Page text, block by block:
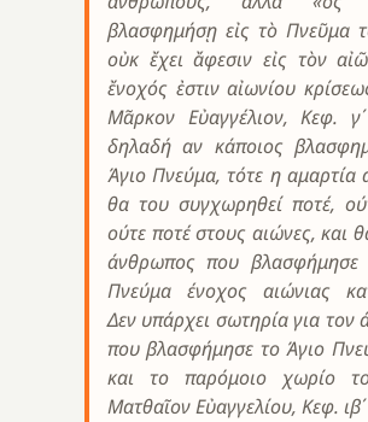
βλασφημήσῃ εἰς τὸ Πνεῦμα
οὐκ ἔχει ἄφεσιν εἰς τὸν
ἔνοχός ἐστιν αἰωνίου
Μᾶρκον Εὐαγγέλιον, Κεφ.
δηλαδή αν κάποιος
Άγιο Πνεύμα, τότε η αμαρτία
θα του συγχωρηθεί ποτέ,
ούτε ποτέ στους αιώνες, και
άνθρωπος που βλασφήμησε
Πνεύμα ένοχος αιώνιας
Δεν υπάρχει σωτηρία για τον
που βλασφήμησε το Άγιο
και το παρόμοιο χωρίο
Ματθαῖον Εὐαγγελίου, Κεφ.